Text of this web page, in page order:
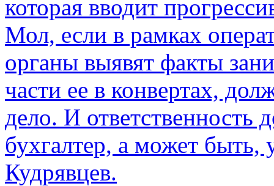
которая вводит
Мол, если в рамках
органы выявят факты
части ее в конвертах,
дело. И ответственность
бухгалтер, а может быть,
Кудрявцев.